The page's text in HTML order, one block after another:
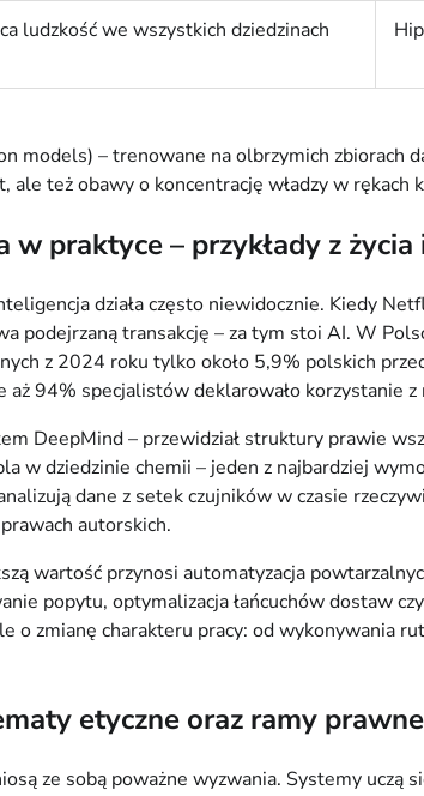
ludzkość we wszystkich dziedzinach
models) – trenowane na olbrzymich zbiorach
ale też obawy o koncentrację władzy w rękach
w praktyce – przykłady z życia
działa często niewidocznie. Kiedy
podejrzaną transakcję – za tym stoi AI. W
z 2024 roku tylko około 5,9% polskich
aż 94% specjalistów deklarowało korzystanie
DeepMind – przewidział struktury prawie
w dziedzinie chemii – jeden z najbardziej
dane z setek czujników w czasie
autorskich.
wartość przynosi automatyzacja
popytu, optymalizacja łańcuchów dostaw
o zmianę charakteru pracy: od
etyczne oraz ramy
ze sobą poważne wyzwania. Systemy uczą